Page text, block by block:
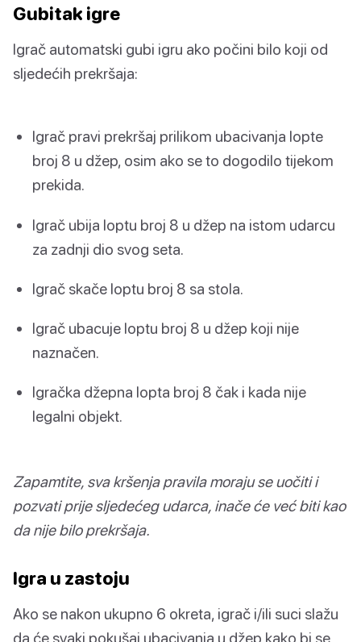
Gubitak igre
Igrač automatski gubi igru ako počini bilo koji od
sljedećih prekršaja:
Igrač pravi prekršaj prilikom ubacivanja lopte
broj 8 u džep, osim ako se to dogodilo tijekom
prekida.
Igrač ubija loptu broj 8 u džep na istom udarcu
za zadnji dio svog seta.
Igrač skače loptu broj 8 sa stola.
Igrač ubacuje loptu broj 8 u džep koji nije
naznačen.
Igračka džepna lopta broj 8 čak i kada nije
legalni objekt.
Zapamtite, sva kršenja pravila moraju se uočiti i
pozvati prije sljedećeg udarca, inače će već biti kao
da nije bilo prekršaja.
Igra u zastoju
Ako se nakon ukupno 6 okreta, igrač i/ili suci slažu
da će svaki pokušaj ubacivanja u džep kako bi se